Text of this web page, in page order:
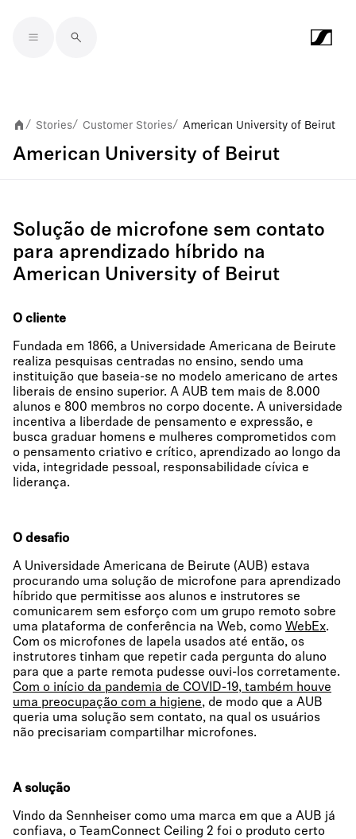
/ Stories/ Customer Stories/ American University of Beirut
American University of Beirut
Solução de microfone sem contato
para aprendizado híbrido na
American University of Beirut
O cliente
Fundada em 1866, a Universidade Americana de Beirute
realiza pesquisas centradas no ensino, sendo uma
instituição que baseia-se no modelo americano de artes
liberais de ensino superior. A AUB tem mais de 8.000
alunos e 800 membros no corpo docente. A universidade
incentiva a liberdade de pensamento e expressão, e
busca graduar homens e mulheres comprometidos com
o pensamento criativo e crítico, aprendizado ao longo da
vida, integridade pessoal, responsabilidade cívica e
liderança.
O desafio
A Universidade Americana de Beirute (AUB) estava
procurando uma solução de microfone para aprendizado
híbrido que permitisse aos alunos e instrutores se
comunicarem sem esforço com um grupo remoto sobre
uma plataforma de conferência na Web, como WebEx.
Com os microfones de lapela usados até então, os
instrutores tinham que repetir cada pergunta do aluno
para que a parte remota pudesse ouvi-los corretamente.
Com o início da pandemia de COVID-19, também houve
uma preocupação com a higiene, de modo que a AUB
queria uma solução sem contato, na qual os usuários
não precisariam compartilhar microfones.
A solução
Vindo da Sennheiser como uma marca em que a AUB já
confiava, o TeamConnect Ceiling 2 foi o produto certo